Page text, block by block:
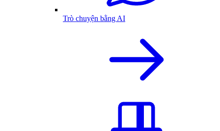
Trò chuyện bằng AI